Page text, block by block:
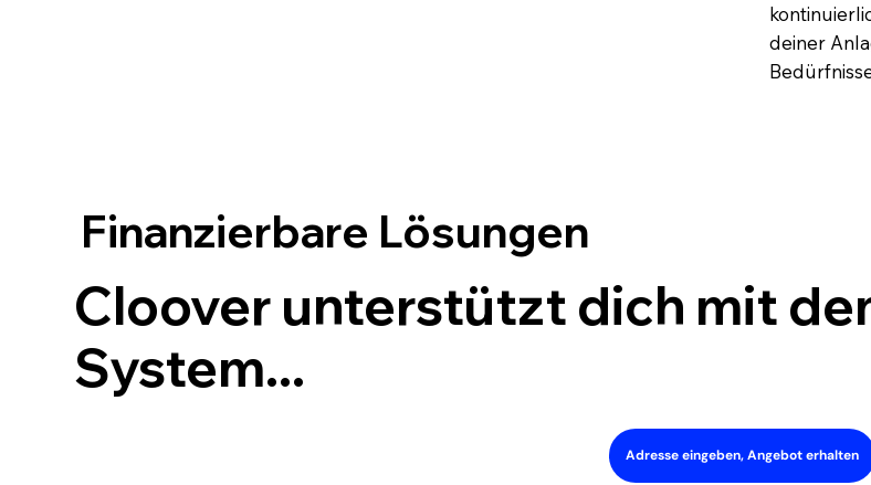
deiner
Finanzierbare Lösungen
Cloover unterstützt dich mit
System...
Adresse eingeben, Angebot erhalten